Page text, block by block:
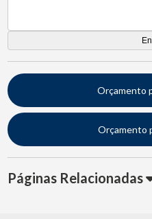
Orçamento
Orçamento
Páginas Relacionadas